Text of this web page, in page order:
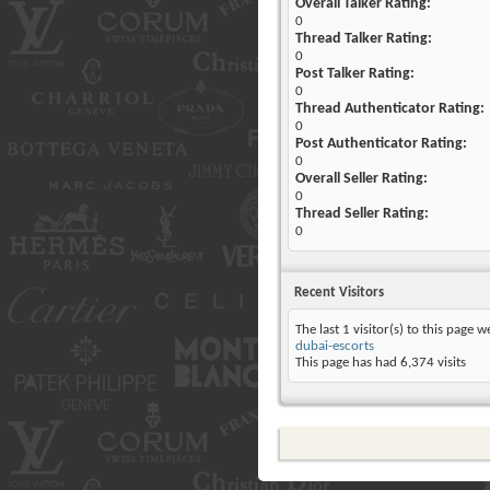
Overall Talker Rating:
0
Thread Talker Rating:
0
Post Talker Rating:
0
Thread Authenticator Rating:
0
Post Authenticator Rating:
0
Overall Seller Rating:
0
Thread Seller Rating:
0
Recent Visitors
The last 1 visitor(s) to this page
dubai-escorts
This page has had 6,374visits